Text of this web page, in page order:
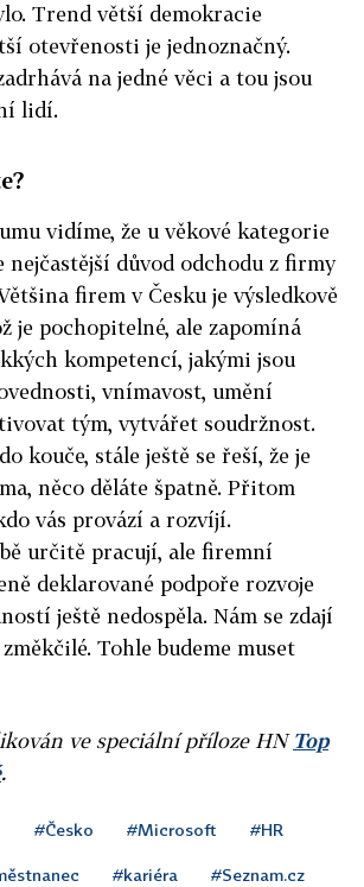
Trend větší demokracie
otevřenosti je jednoznačný.
na jedné věci a tou jsou
lidí.
vidíme, že u věkové kategorie
nejčastější důvod odchodu z firmy
firem v Česku je výsledkově
je pochopitelné, ale zapomíná
kompetencí, jakými jsou
vnímavost, umění
tým, vytvářet soudržnost.
kouče, stále ještě se řeší, že je
něco děláte špatně. Přitom
vás provází a rozvíjí.
určitě pracují, ale firemní
deklarované podpoře rozvoje
ještě nedospěla. Nám se zdají
Tohle budeme muset
ve speciální příloze HNTop
.
#Česko #Microsoft #HR
#kariéra #Seznam.cz